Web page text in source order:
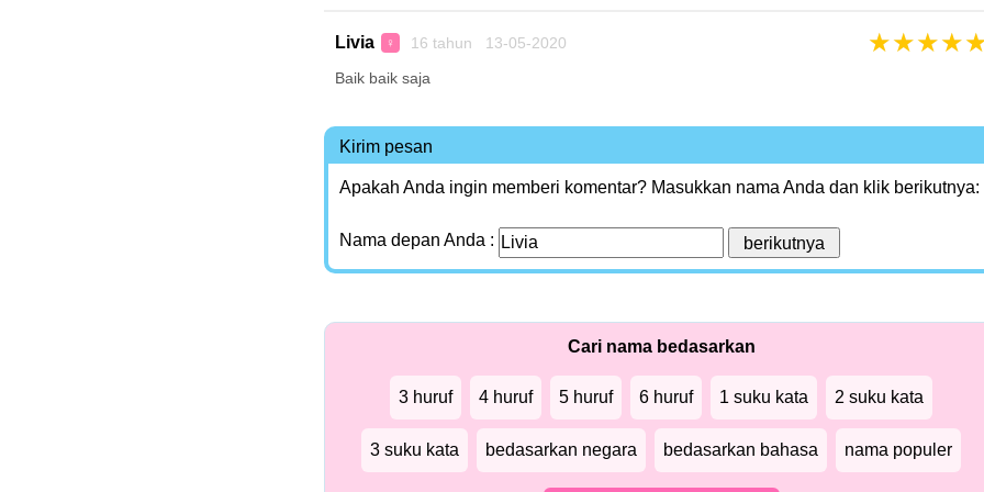
Livia ♀ 16 tahun 13-05-2020 ★★★★
Baik baik saja
Kirim pesan
Apakah Anda ingin memberi komentar? Masukkan nama Anda dan klik berikutnya:
Nama depan Anda :
Cari nama bedasarkan
3 huruf 4 huruf 5 huruf 6 huruf 1 suku kata 2 suku kata
3 suku kata bedasarkan negara bedasarkan bahasa nama populer